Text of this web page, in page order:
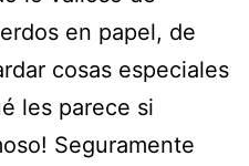
en papel, de
cosas especiales
les parece si
Seguramente